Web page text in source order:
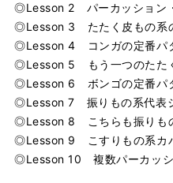
◎Lesson 2 パーカッション
◎Lesson 3 たたく皮もの系
◎Lesson 4 コンガの定番パ
◎Lesson 5 もう一つのたた
◎Lesson 6 ボンゴの定番パ
◎Lesson 7 振りもの系代表
◎Lesson 8 こちらも振りも
◎Lesson 9 こすりもの系カ
◎Lesson 10 複数パーカッシ